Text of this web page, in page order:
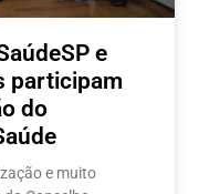
e
participam
do
e muito